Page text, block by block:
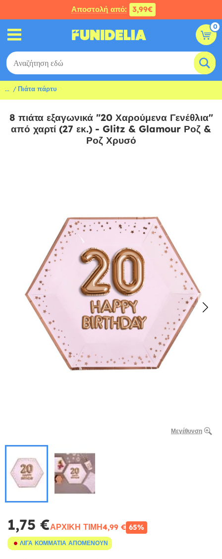
Αποστολή από: 3,99€
0
... Πιάτα πάρτυ
8 πιάτα εξαγωνικά "20 Χαρούμενα Γενέθλια"
από χαρτί (27 εκ.) - Glitz & Glamour Ροζ &
Ροζ Χρυσό
Μεγέθυνση
1,75 €ΑΡΧΙΚΉ ΤΙΜΉ4,99 € 65%
ΛΊΓΑ ΚΟΜΜΆΤΙΑ ΑΠΟΜΈΝΟΥΝ